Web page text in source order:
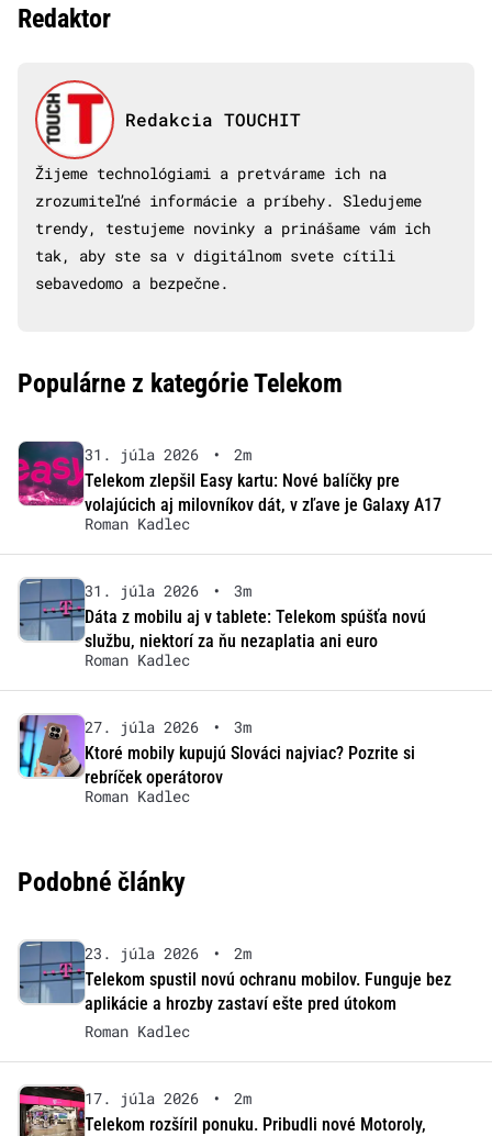
Redaktor
Redakcia TOUCHIT
Žijeme technológiami a pretvárame ich na
zrozumiteľné informácie a príbehy. Sledujeme
trendy, testujeme novinky a prinášame vám ich
tak, aby ste sa v digitálnom svete cítili
sebavedomo a bezpečne.
Populárne z kategórie Telekom
31. júla 2026 •
2m
Telekom zlepšil Easy kartu: Nové balíčky pre
volajúcich aj milovníkov dát, v zľave je Galaxy A17
Roman Kadlec
31. júla 2026 •
3m
Dáta z mobilu aj v tablete: Telekom spúšťa novú
službu, niektorí za ňu nezaplatia ani euro
Roman Kadlec
27. júla 2026 •
3m
Ktoré mobily kupujú Slováci najviac? Pozrite si
rebríček operátorov
Roman Kadlec
Podobné články
23. júla 2026 •
2m
Telekom spustil novú ochranu mobilov. Funguje bez
aplikácie a hrozby zastaví ešte pred útokom
Roman Kadlec
17. júla 2026 •
2m
Telekom rozšíril ponuku. Pribudli nové Motoroly,